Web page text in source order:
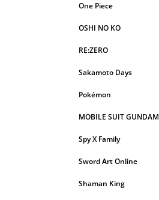
One Piece
OSHI NO KO
RE:ZERO
Sakamoto Days
Pokémon
MOBILE SUIT GUNDAM
Spy X Family
Sword Art Online
Shaman King